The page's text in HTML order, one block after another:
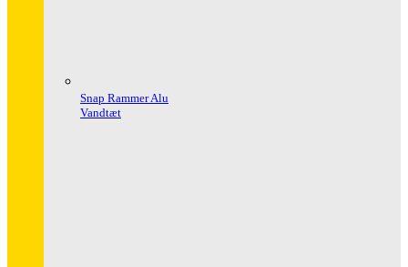
Snap Rammer Alu
Vandtæt